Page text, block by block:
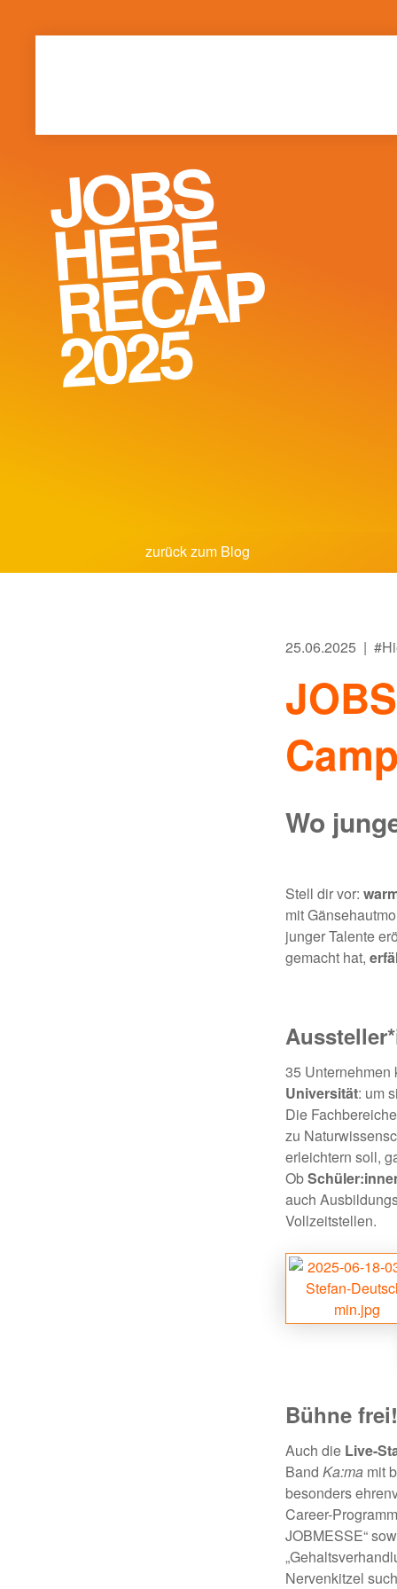
JOBS
HERE
RECAP
2025
zurück zum Blog
25.06.2025 |
Wo
Stell dir vor:
mit
junger Talente
gemacht hat,
35
Universität: um
Die
zu
erleichtern soll,
Ob
auch
Vollzeitstellen.
Bühne frei!
Auch die Live-
Band Ka:ma mit
besonders
Career-
JOBMESSE“
Nervenkitzel